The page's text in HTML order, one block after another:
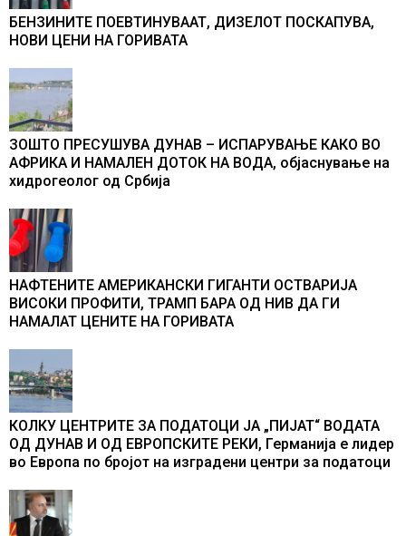
БЕНЗИНИТЕ ПОЕВТИНУВААТ, ДИЗЕЛОТ ПОСКАПУВА,
НОВИ ЦЕНИ НА ГОРИВАТА
ЗОШТО ПРЕСУШУВА ДУНАВ – ИСПАРУВАЊЕ КАКО ВО
АФРИКА И НАМАЛЕН ДОТОК НА ВОДА, објаснување на
хидрогеолог од Србија
НАФТЕНИТЕ АМЕРИКАНСКИ ГИГАНТИ ОСТВАРИЈА
ВИСОКИ ПРОФИТИ, ТРАМП БАРА ОД НИВ ДА ГИ
НАМАЛАТ ЦЕНИТЕ НА ГОРИВАТА
КОЛКУ ЦЕНТРИТЕ ЗА ПОДАТОЦИ ЈА „ПИЈАТ“ ВОДАТА
ОД ДУНАВ И ОД ЕВРОПСКИТЕ РЕКИ, Германија е лидер
во Европа по бројот на изградени центри за податоци